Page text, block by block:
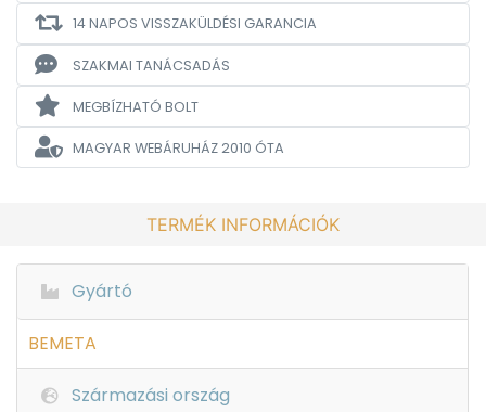
14 NAPOS VISSZAKÜLDÉSI GARANCIA
SZAKMAI TANÁCSADÁS
MEGBÍZHATÓ BOLT
MAGYAR WEBÁRUHÁZ2010 ÓTA
TERMÉK INFORMÁCIÓK
Gyártó
BEMETA
Származási ország